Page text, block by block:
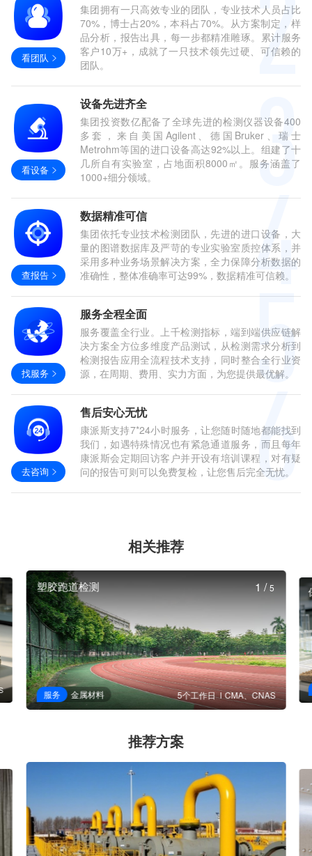
看团队
集团拥有一只高效专业的团队，专业技术人员占比
70%，博士占20%，本科占70%。从方案制定，样
品分析，报告出具，每一步都精准雕琢。累计服务
客户10万+，成就了一只技术领先过硬、可信赖的
团队。
看设备
设备先进齐全
集团投资数亿配备了全球先进的检测仪器设备400
多套，来自美国Agilent、德国Bruker、瑞士
Metrohm等国的进口设备高达92%以上。组建了十
几所自有实验室，占地面积8000㎡。服务涵盖了
1000+细分领域。
查报告
数据精准可信
集团依托专业技术检测团队，先进的进口设备，大
量的图谱数据库及严苛的专业实验室质控体系，并
采用多种业务场景解决方案，全力保障分析数据的
准确性，整体准确率可达99%，数据精准可信赖。
找服务
服务全程全面
服务覆盖全行业。上千检测指标，端到端供应链解
决方案全方位多维度产品测试，从检测需求分析到
检测报告应用全流程技术支持，同时整合全行业资
源，在周期、费用、实力方面，为您提供最优解。
去咨询
售后安心无忧
康派斯支持7*24小时服务，让您随时随地都能找到
我们，如遇特殊情况也有紧急通道服务，而且每年
康派斯会定期回访客户并开设有培训课程，对有疑
问的报告可则可以免费复检，让您售后完全无忧。
相关推荐
塑胶跑道检测
服务 金属材料 5个工作日 CMA、CNAS
1/5
推荐方案